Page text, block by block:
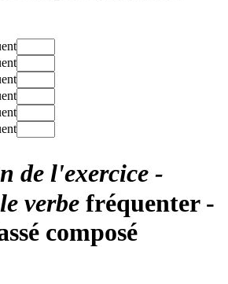
de l'exercice -
verbe fréquenter -
composé